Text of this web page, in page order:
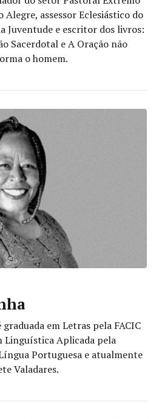
Alegre, assessor Eclesiástico do
Juventude e escritor dos livros:
Sacerdotal e A Oração não
o homem.
em Letras pela FACIC
Linguística Aplicada pela
Portuguesa e atualmente
Valadares.